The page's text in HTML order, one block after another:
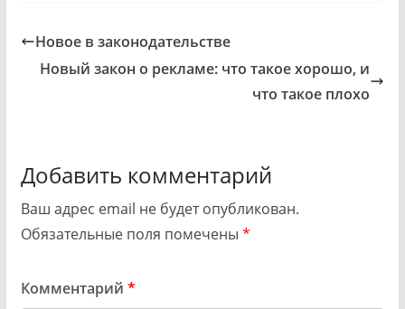
Новое в законодательстве
Новый закон о рекламе: что такое хорошо, и
что такое плохо
Добавить комментарий
Ваш адрес email не будет опубликован.
Обязательные поля помечены *
Комментарий *